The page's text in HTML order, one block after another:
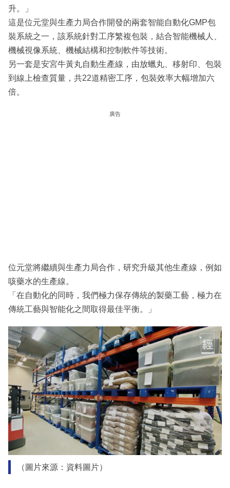
升。」
這是位元堂與生產力局合作開發的兩套智能自動化GMP包
裝系統之一，該系統針對工序繁複包裝，結合智能機械人、
機械視像系統、機械結構和控制軟件等技術。
另一套是安宮牛黃丸自動生產線，由放蠟丸、移射印、包裝
到線上檢查質量，共22道精密工序，包裝效率大幅增加六
倍。
廣告
位元堂將繼續與生產力局合作，研究升級其他生產線，例如
咳藥水的生產線。
「在自動化的同時，我們極力保存傳統的製藥工藝，極力在
傳統工藝與智能化之間取得最佳平衡。」
（圖片來源：資料圖片）